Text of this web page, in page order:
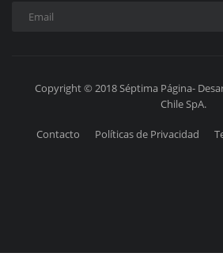
Copyright © 2018 Séptima Página-
Chile SpA.
Contacto Políticas de Privacidad